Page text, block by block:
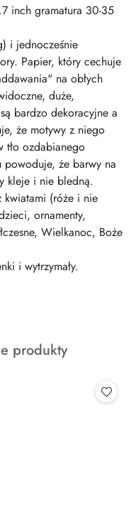
inch gramatura 30-35
i jednocześnie
Papier, który cechuje
na obłych
duże,
bardzo dekoracyjne a
że motywy z niego
tło ozdabianego
powoduje, że barwy na
kleje i nie bledną.
kwiatami (róże i nie
ornamenty,
Wielkanoc, Boże
i wytrzymały.
produkty